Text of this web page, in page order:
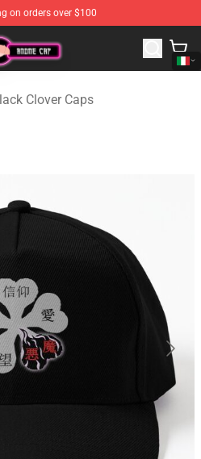
on orders over $100
Best Store of Anime Cap
Clover Caps